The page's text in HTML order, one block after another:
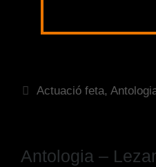
Actuació feta,
Antologia –